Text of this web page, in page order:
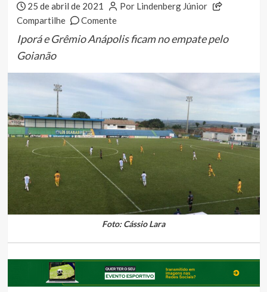
25 de abril de 2021
Por Lindenberg Júnior
Compartilhe
Comente
Iporá e Grêmio Anápolis ficam no empate pelo
Goianão
Foto: Cássio Lara